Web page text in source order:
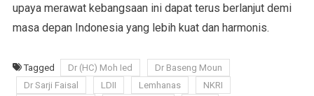
upaya merawat kebangsaan ini dapat terus berlanjut demi
masa depan Indonesia yang lebih kuat dan harmonis.
Tagged Dr (HC) Moh Ied
Dr Baseng Moun
Dr Sarji Faisal
LDII Lemhanas
NKRI